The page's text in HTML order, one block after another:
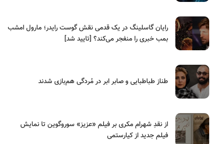
رایان گاسلینگ در یک قدمی نقش گوست رایدر؛ مارول امشب
بمب خبری را منفجر می‌کند؟ [تایید شد]
طناز طباطبایی و صابر ابر در مُردگی هم‌بازی شدند
از نقدِ شهرام مکری بر فیلم «عزیز» سوروگوین تا نمایش
فیلم جدید از کیارستمی